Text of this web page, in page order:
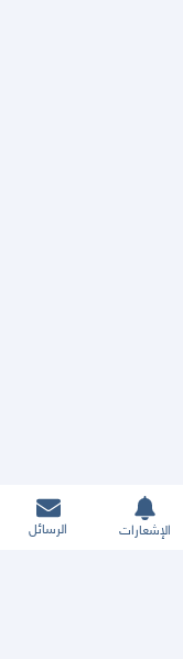
الإشعارات الرسائل